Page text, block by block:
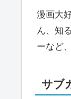
漫画大
ん、知
ーなど
サブ